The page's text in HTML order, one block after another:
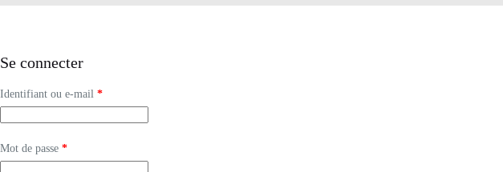
Se connecter
Identifiant ou e-mail *
Mot de passe *